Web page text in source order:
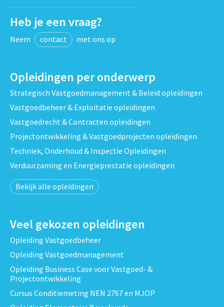
Heb je een vraag?
Neem contact met ons op
Opleidingen per onderwerp
Strategisch Vastgoedmanagement & Beleid opleidingen
Vastgoedbeheer & Exploitatie opleidingen
Vastgoedrecht & Contracten opleidingen
Projectontwikkeling & Vastgoedprojecten opleidingen
Techniek, Onderhoud & Inspectie Opleidingen
Verduurzaming en Energieprestatie opleidingen
Bekijk alle opleidingen
Veel gekozen opleidingen
Opleiding Vastgoedbeheer
Opleiding Vastgoedmanagement
Opleiding Business Case voor Vastgoed- &
Projectontwikkeling
Cursus Conditiemeting NEN 2767 en MJOP